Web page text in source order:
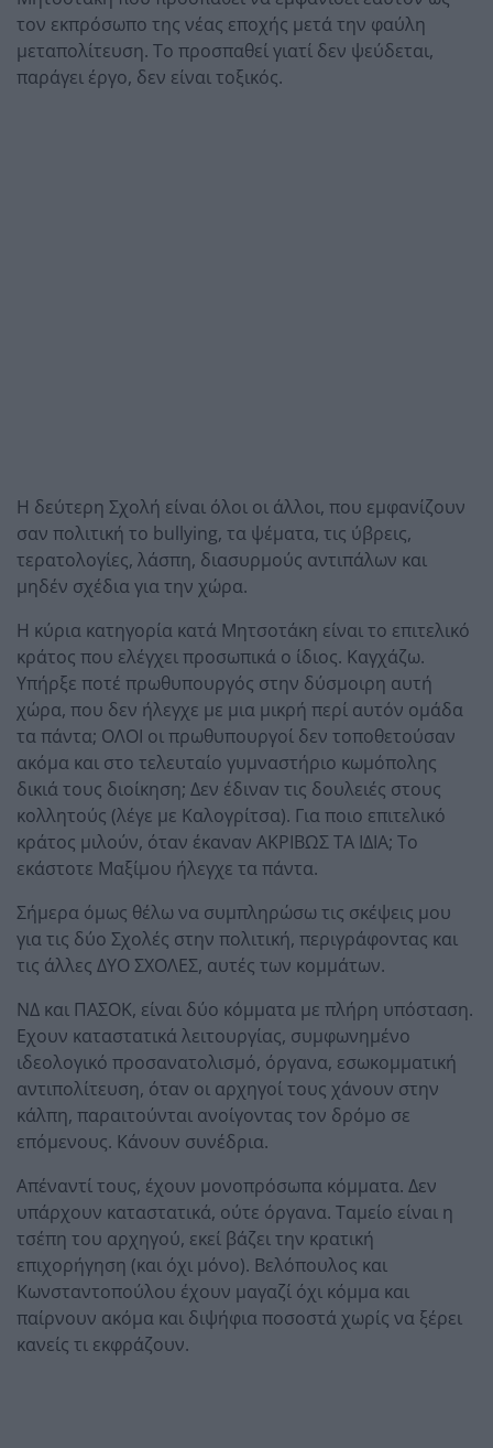
τον εκπρόσωπο της νέας εποχής μετά την φαύλη
μεταπολίτευση. Το προσπαθεί γιατί δεν ψεύδεται,
παράγει έργο, δεν είναι τοξικός.
Η δεύτερη Σχολή είναι όλοι οι άλλοι, που εμφανίζουν
σαν πολιτική το bullying, τα ψέματα, τις ύβρεις,
τερατολογίες, λάσπη, διασυρμούς αντιπάλων και
μηδέν σχέδια για την χώρα.
Η κύρια κατηγορία κατά Μητσοτάκη είναι το επιτελικό
κράτος που ελέγχει προσωπικά ο ίδιος. Καγχάζω.
Υπήρξε ποτέ πρωθυπουργός στην δύσμοιρη αυτή
χώρα, που δεν ήλεγχε με μια μικρή περί αυτόν ομάδα
τα πάντα; ΟΛΟΙ οι πρωθυπουργοί δεν τοποθετούσαν
ακόμα και στο τελευταίο γυμναστήριο κωμόπολης
δικιά τους διοίκηση; Δεν έδιναν τις δουλειές στους
κολλητούς (λέγε με Καλογρίτσα). Για ποιο επιτελικό
κράτος μιλούν, όταν έκαναν ΑΚΡΙΒΩΣ ΤΑ ΙΔΙΑ; Το
εκάστοτε Μαξίμου ήλεγχε τα πάντα.
Σήμερα όμως θέλω να συμπληρώσω τις σκέψεις μου
για τις δύο Σχολές στην πολιτική, περιγράφοντας και
τις άλλες ΔΥΟ ΣΧΟΛΕΣ, αυτές των κομμάτων.
ΝΔ και ΠΑΣΟΚ, είναι δύο κόμματα με πλήρη υπόσταση.
Εχουν καταστατικά λειτουργίας, συμφωνημένο
ιδεολογικό προσανατολισμό, όργανα, εσωκομματική
αντιπολίτευση, όταν οι αρχηγοί τους χάνουν στην
κάλπη, παραιτούνται ανοίγοντας τον δρόμο σε
επόμενους. Κάνουν συνέδρια.
Απέναντί τους, έχουν μονοπρόσωπα κόμματα. Δεν
υπάρχουν καταστατικά, ούτε όργανα. Ταμείο είναι η
τσέπη του αρχηγού, εκεί βάζει την κρατική
επιχορήγηση (και όχι μόνο). Βελόπουλος και
Κωνσταντοπούλου έχουν μαγαζί όχι κόμμα και
παίρνουν ακόμα και διψήφια ποσοστά χωρίς να ξέρει
κανείς τι εκφράζουν.